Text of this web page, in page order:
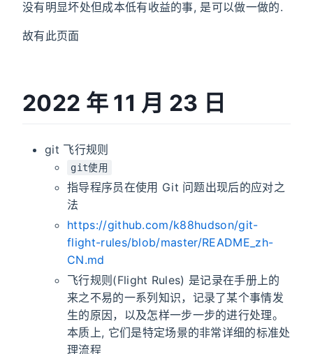
没有明显坏处但成本低有收益的事, 是可以做一做的.
故有此页面
2022 年 11 月 23 日
git 飞行规则
git使用
指导程序员在使用 Git 问题出现后的应对之
法
https://github.com/k88hudson/git-
flight-rules/blob/master/README_zh-
CN.md
飞行规则(Flight Rules) 是记录在手册上的
来之不易的一系列知识，记录了某个事情发
生的原因，以及怎样一步一步的进行处理。
本质上, 它们是特定场景的非常详细的标准处
理流程